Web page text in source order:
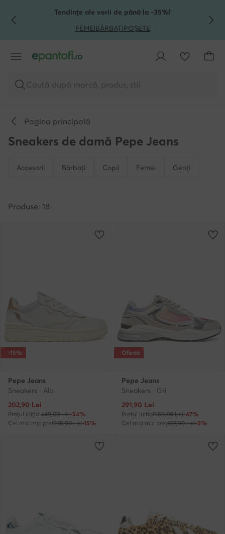
TRECI LA CONȚINUTUL PRINCIPAL
MERGI LA CĂUTARETendințe ale verii de până la -35%!
FEMEIBĂRBAȚIPOȘETE
Caută după marcă, produs, stil
Pagina principală
Sneakers de damă Pepe Jeans
Accesorii Bărbați Copii Femei Genți
Produse: 18
-15%
Pepe Jeans
Sneakers · Alb
Prețul actual
202,90 Lei
Prețul inițial449,00 Lei-54%
Cel mai mic preț238,90 Lei-15%
Ofertă
Pepe Jeans
Sneakers · Gri
Prețul actual
291,90 Lei
Prețul inițial559,00 Lei-47%
Cel mai mic preț307,90 Lei-5%